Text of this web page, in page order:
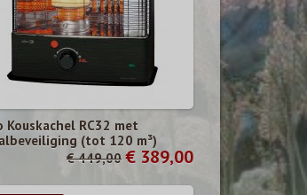
Kouskachel RC32 met
(tot 120 m³)
€ 449,00 € 389,00